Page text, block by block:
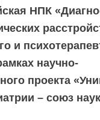
НПК
и
научно-
проекта
– союз